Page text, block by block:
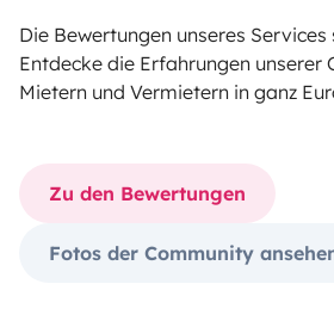
Die Bewertungen unseres
Entdecke die Erfahrungen unserer
Mietern und Vermietern in ganz
Zu den Bewertungen
Fotos der Community